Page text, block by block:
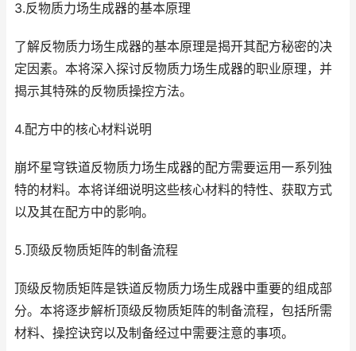
3.反物质力场生成器的基本原理
了解反物质力场生成器的基本原理是揭开其配方秘密的决
定因素。本将深入探讨反物质力场生成器的职业原理，并
揭示其特殊的反物质操控方法。
4.配方中的核心材料说明
崩坏星穹铁道反物质力场生成器的配方需要运用一系列独
特的材料。本将详细说明这些核心材料的特性、获取方式
以及其在配方中的影响。
5.顶级反物质矩阵的制备流程
顶级反物质矩阵是铁道反物质力场生成器中重要的组成部
分。本将逐步解析顶级反物质矩阵的制备流程，包括所需
材料、操控诀窍以及制备经过中需要注意的事项。